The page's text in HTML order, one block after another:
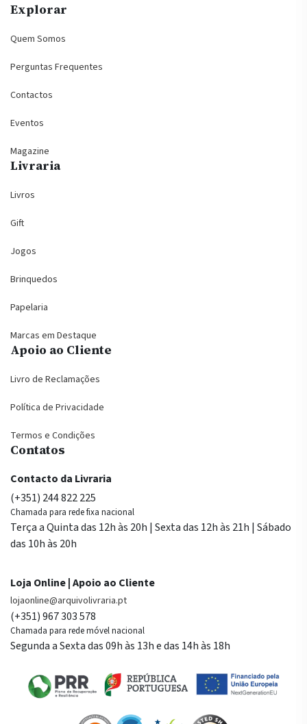
Explorar
Quem Somos
Perguntas Frequentes
Contactos
Eventos
Magazine
Livraria
Livros
Gift
Jogos
Brinquedos
Papelaria
Marcas em Destaque
Apoio ao Cliente
Livro de Reclamações
Política de Privacidade
Termos e Condições
Contatos
Contacto da Livraria
(+351) 244 822 225
Chamada para rede fixa nacional
Terça a Quinta das 12h às 20h | Sexta das 12h às 21h | Sábado
das 10h às 20h
Loja Online | Apoio ao Cliente
lojaonline@arquivolivraria.pt
(+351) 967 303 578
Chamada para rede móvel nacional
Segunda a Sexta das 09h às 13h e das 14h às 18h